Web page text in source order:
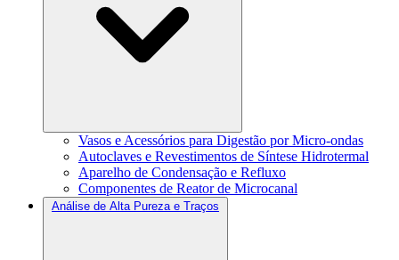
Vasos e Acessórios para Digestão por Micro-ondas
Autoclaves e Revestimentos de Síntese Hidrotermal
Aparelho de Condensação e Refluxo
Componentes de Reator de Microcanal
Análise de Alta Pureza e Traços